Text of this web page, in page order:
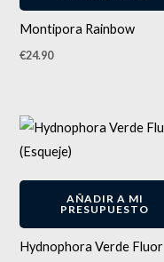
Montipora Rainbow
€24.90
AÑADIR A MI
PRESUPUESTO
Hydnophora Verde Fluor